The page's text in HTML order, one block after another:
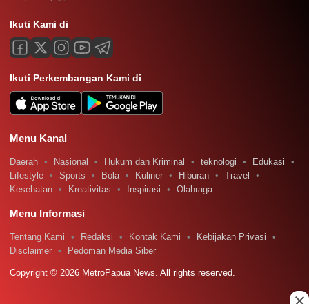
Ikuti Kami di
Ikuti Perkembangan Kami di
Menu Kanal
Daerah Nasional Hukum dan Kriminal teknologi
Edukasi
Lifestyle
Sports Bola Kuliner Hiburan
Travel
Kesehatan
Kreativitas Inspirasi Olahraga
Menu Informasi
Tentang Kami Redaksi Kontak Kami
Kebijakan Privasi
Disclaimer
Pedoman Media Siber
Copyright © 2026 MetroPapua News. All rights reserved.